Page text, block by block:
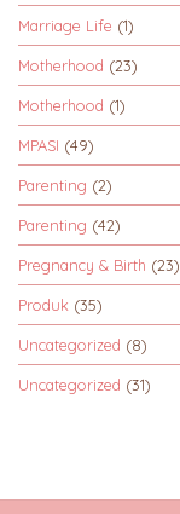
Marriage Life (1)
Motherhood (23)
Motherhood (1)
MPASI (49)
Parenting (2)
Parenting (42)
Pregnancy & Birth (23)
Produk (35)
Uncategorized (8)
Uncategorized (31)